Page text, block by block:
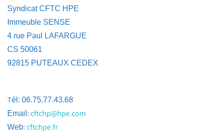
Syndicat CFTC HPE
Immeuble SENSE
4 rue Paul LAFARGUE
CS 50061
92815 PUTEAUX CEDEX
Tél: 06.75.77.43.68
Email :cftchp@hpe.com
Web:cftchpe.fr